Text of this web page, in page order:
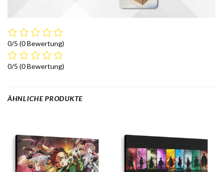
0/5 (0 Bewertung)
0/5 (0 Bewertung)
ÄHNLICHE PRODUKTE